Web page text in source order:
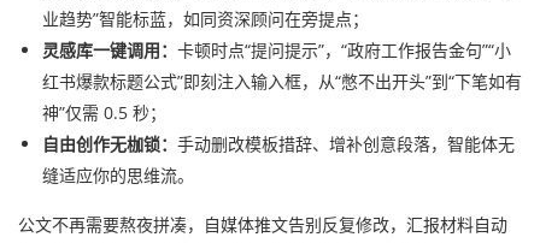
业趋势”智能标蓝，如同资深顾问在旁提点；
灵感库一键调用： 卡顿时点“提问提示”，“政府工作报告金句”“小
红书爆款标题公式”即刻注入输入框，从“憋不出开头”到“下笔如有
神”仅需 0.5 秒；
自由创作无枷锁： 手动删改模板措辞、增补创意段落，智能体无
缝适应你的思维流。
公文不再需要熬夜拼凑，自媒体推文告别反复修改，汇报材料自动